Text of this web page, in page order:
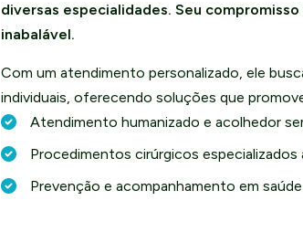
diversas especialidades. Seu
inabalável.
Com um atendimento personalizado, ele
individuais, oferecendo soluções que
Atendimento humanizado e acolhedor
Procedimentos cirúrgicos especializados
Prevenção e acompanhamento em